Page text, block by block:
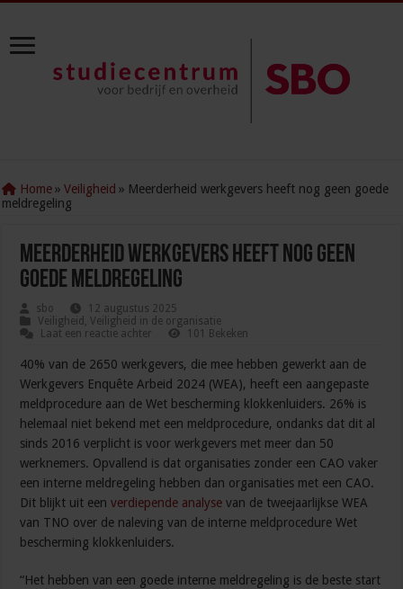
Home » Veiligheid » Meerderheid werkgevers heeft nog geen goede
meldregeling
Meerderheid werkgevers heeft nog geen
goede meldregeling
sbo
12 augustus 2025
Veiligheid ,Veiligheid in de organisatie
Laat een reactie achter
101 Bekeken
40% van de 2650 werkgevers, die mee hebben gewerkt aan de
Werkgevers Enquête Arbeid 2024 (WEA), heeft een aangepaste
meldprocedure aan de Wet bescherming klokkenluiders. 26% is
helemaal niet bekend met een meldprocedure, ondanks dat dit al
sinds 2016 verplicht is voor werkgevers met meer dan 50
werknemers. Opvallend is dat organisaties zonder een CAO vaker
een interne meldregeling hebben dan organisaties met een CAO.
Dit blijkt uit eenverdiepende analyse van de tweejaarlijkse WEA
van TNO over de naleving van de interne meldprocedure Wet
bescherming klokkenluiders.
“Het hebben van een goede interne meldregeling is de beste start